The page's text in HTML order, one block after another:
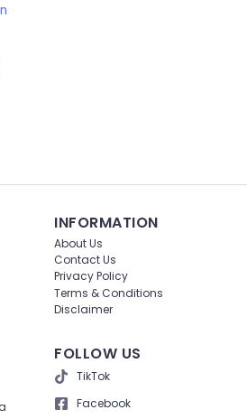
INFORMATION
About Us
Contact Us
Privacy Policy
Terms & Conditions
Disclaimer
FOLLOW US
TikTok
Facebook